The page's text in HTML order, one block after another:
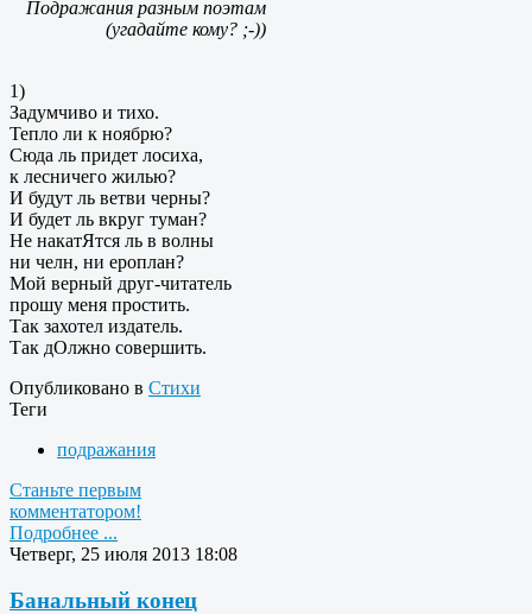
Подражания разным поэтам
(угадайте кому? ;-))
1)
Задумчиво и тихо.
Тепло ли к ноябрю?
Сюда ль придет лосиха,
к лесничего жилью?
И будут ль ветви черны?
И будет ль вкруг туман?
Не накатЯтся ль в волны
ни челн, ни ероплан?
Мой верный друг-читатель
прошу меня простить.
Так захотел издатель.
Так дОлжно совершить.
Опубликовано в Стихи
Теги
подражания
Станьте первым
комментатором!
Подробнее ...
Четверг, 25 июля 2013 18:08
Банальный конец